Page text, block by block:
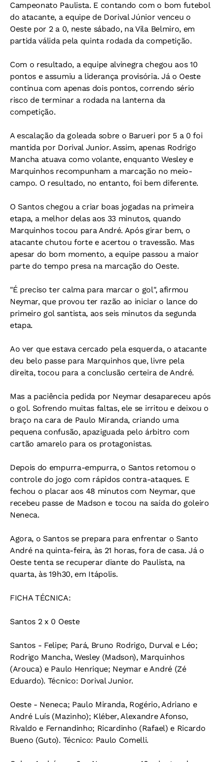
Campeonato Paulista. E contando com o bom futebol
do atacante, a equipe de Dorival Júnior venceu o
Oeste por 2 a 0, neste sábado, na Vila Belmiro, em
partida válida pela quinta rodada da competição.
Com o resultado, a equipe alvinegra chegou aos 10
pontos e assumiu a liderança provisória. Já o Oeste
continua com apenas dois pontos, correndo sério
risco de terminar a rodada na lanterna da
competição.
A escalação da goleada sobre o Barueri por 5 a 0 foi
mantida por Dorival Junior. Assim, apenas Rodrigo
Mancha atuava como volante, enquanto Wesley e
Marquinhos recompunham a marcação no meio-
campo. O resultado, no entanto, foi bem diferente.
O Santos chegou a criar boas jogadas na primeira
etapa, a melhor delas aos 33 minutos, quando
Marquinhos tocou para André. Após girar bem, o
atacante chutou forte e acertou o travessão. Mas
apesar do bom momento, a equipe passou a maior
parte do tempo presa na marcação do Oeste.
"É preciso ter calma para marcar o gol", afirmou
Neymar, que provou ter razão ao iniciar o lance do
primeiro gol santista, aos seis minutos da segunda
etapa.
Ao ver que estava cercado pela esquerda, o atacante
deu belo passe para Marquinhos que, livre pela
direita, tocou para a conclusão certeira de André.
Mas a paciência pedida por Neymar desapareceu após
o gol. Sofrendo muitas faltas, ele se irritou e deixou o
braço na cara de Paulo Miranda, criando uma
pequena confusão, apaziguada pelo árbitro com
cartão amarelo para os protagonistas.
Depois do empurra-empurra, o Santos retomou o
controle do jogo com rápidos contra-ataques. E
fechou o placar aos 48 minutos com Neymar, que
recebeu passe de Madson e tocou na saída do goleiro
Neneca.
Agora, o Santos se prepara para enfrentar o Santo
André na quinta-feira, às 21 horas, fora de casa. Já o
Oeste tenta se recuperar diante do Paulista, na
quarta, às 19h30, em Itápolis.
FICHA TÉCNICA:
Santos 2 x 0 Oeste
Santos - Felipe; Pará, Bruno Rodrigo, Durval e Léo;
Rodrigo Mancha, Wesley (Madson), Marquinhos
(Arouca) e Paulo Henrique; Neymar e André (Zé
Eduardo). Técnico: Dorival Junior.
Oeste - Neneca; Paulo Miranda, Rogério, Adriano e
André Luís (Mazinho); Kléber, Alexandre Afonso,
Rivaldo e Fernandinho; Ricardinho (Rafael) e Ricardo
Bueno (Guto). Técnico: Paulo Comelli.